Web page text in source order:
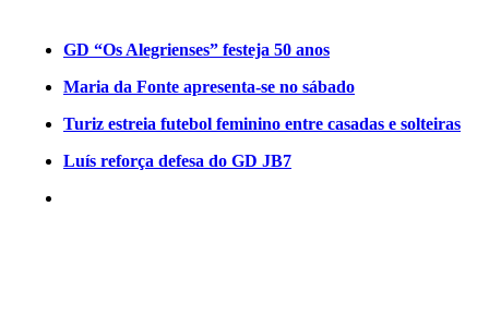
GD “Os Alegrienses” festeja 50 anos
Maria da Fonte apresenta-se no sábado
Turiz estreia futebol feminino entre casadas e solteiras
Luís reforça defesa do GD JB7